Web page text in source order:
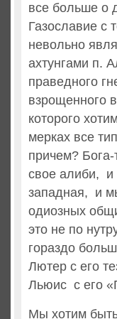
все больше о
Газославие с
невольно
ахтунгами п.
праведного
взрощенного
которого
мерках все
причем?
свое алиби, и
западная, и
одиозных
это не по
гораздо
Лютер с его
Льюис с его
Мы хотим